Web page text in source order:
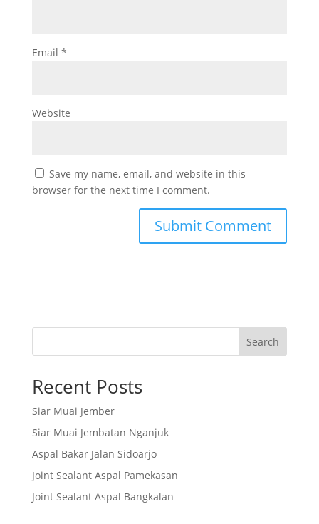
Email *
Website
Save my name, email, and website in this
browser for the next time I comment.
Search
Recent Posts
Siar Muai Jember
Siar Muai Jembatan Nganjuk
Aspal Bakar Jalan Sidoarjo
Joint Sealant Aspal Pamekasan
Joint Sealant Aspal Bangkalan